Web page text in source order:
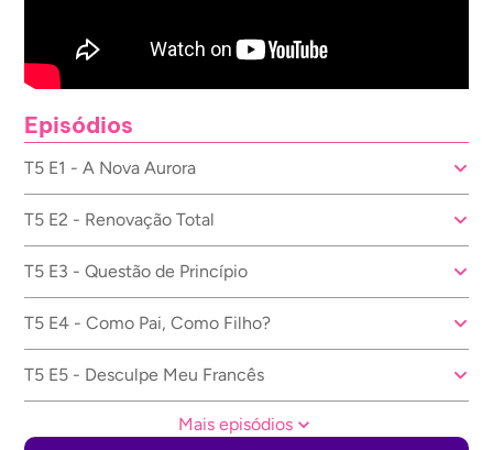
Episódios
T5 E1 - A Nova Aurora
T5 E2 - Renovação Total
T5 E3 - Questão de Princípio
T5 E4 - Como Pai, Como Filho?
T5 E5 - Desculpe Meu Francês
Mais episódios